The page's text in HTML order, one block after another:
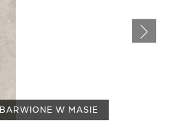
BARWIONE W MASIE